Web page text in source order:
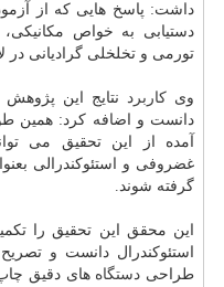
داشت: پاسخ هایی كه از
دستیابی به خواص
تورمی و تخلخلی گرادیانی
ویكاربرد نتایج این پژوهش
دانست و اضافه كرد: همین
آمده از این تحقیق می
غضروفی و استئوكندرالی
گرفته شوند.
این محقق این تحقیق را
استئوكندرال دانست و
طراحی دستگاه های دقیق